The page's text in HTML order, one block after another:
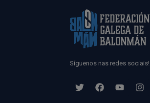
Síguenos nas redes sociais!